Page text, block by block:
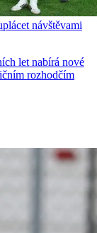
návštěvami
let nabírá nové
rozhodčím